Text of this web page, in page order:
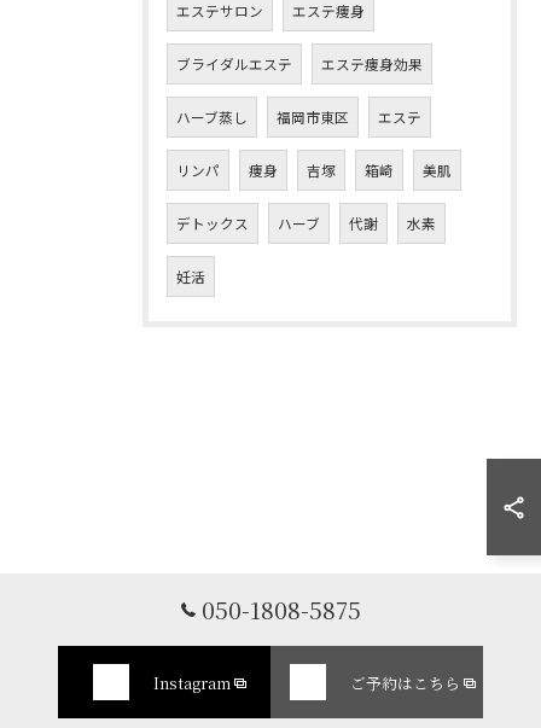
エステサロン エステ痩身
ブライダルエステ エステ痩身効果
ハーブ蒸し 福岡市東区 エステ
リンパ 痩身 吉塚 箱崎 美肌
デトックス ハーブ 代謝 水素
妊活
050-1808-5875
Instagram ご予約はこちら